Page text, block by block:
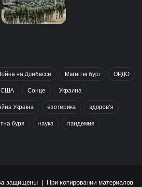
на Донбассе Магнітні бурі ОРДО
США Сонце Украина
Україна езотерика здоров’я
буря наука пандемия
защищены | При копировании материалов